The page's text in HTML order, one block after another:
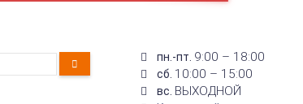
пн.-пт. 9:00 – 18:00
сб. 10:00 – 15:00
вс. ВЫХОДНОЙ